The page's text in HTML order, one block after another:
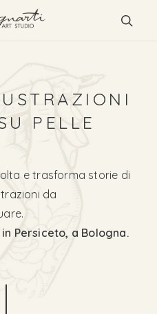
PELLE
e trasforma storie di
da
Persiceto, a Bologna.